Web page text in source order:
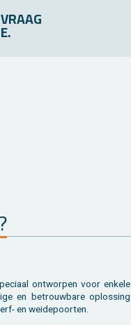
ont­wor­pen voor en­ke­le
en be­trouw­ba­re op­los­sing
en wei­de­poor­ten.